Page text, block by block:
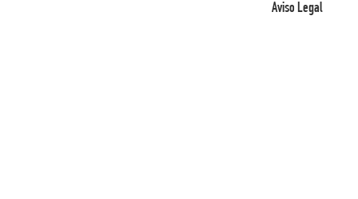
Aviso Legal